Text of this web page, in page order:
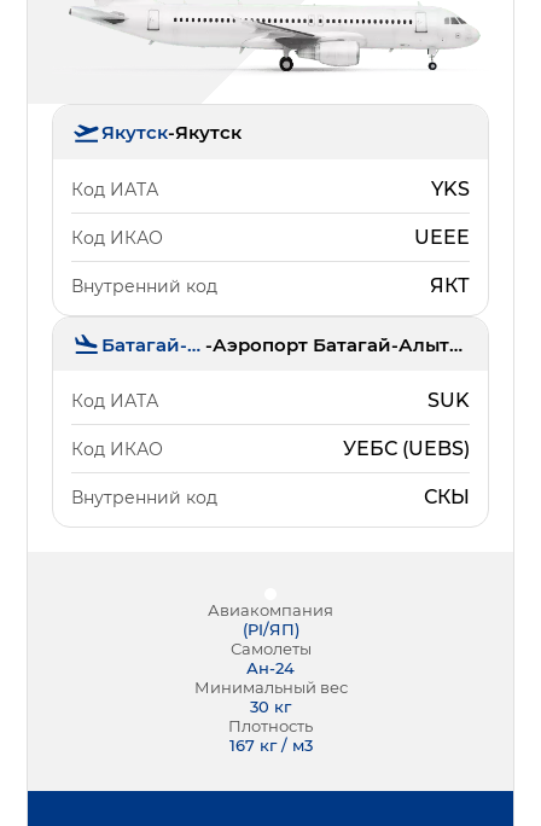
Якутск-Якутск
Код ИАТА YKS
Код ИКАО UEEE
Внутренний код ЯКТ
Батагай-Алыта - Аэропорт Батагай-Алыта (Саккырыр)
Код ИАТА SUK
Код ИКАО УЕБС (UEBS)
Внутренний код СКЫ
Авиакомпания
(PI/ЯП)
Самолеты
Ан-24
Минимальный вес
30 кг
Плотность
167 кг / м3